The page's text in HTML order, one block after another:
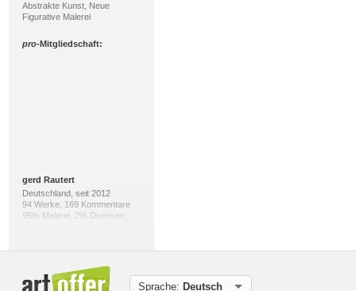
Abstrakte Kunst, Neue
Figurative Malerei
pro-Mitgliedschaft:
gerd Rautert
Deutschland, seit 2012
94 Werke, 169 Kommentare
95% Malerei, 2% Diverses;
-Mitgliedschaft:
Sprache: Deutsch